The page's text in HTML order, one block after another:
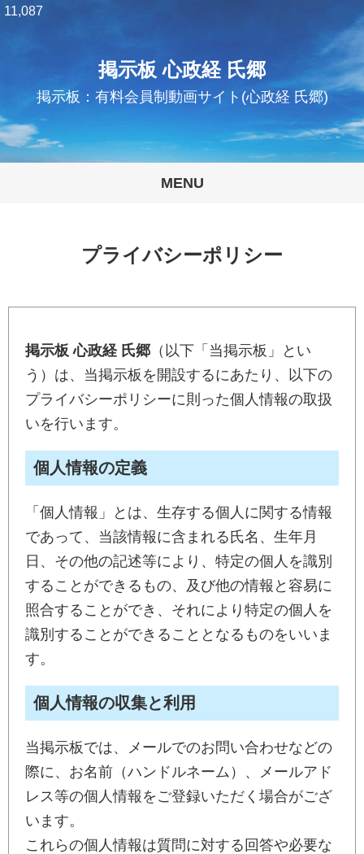
掲示板 心政経 氏郷
掲示板：有料会員制動画サイト(心政経 氏郷)
MENU
11,087
プライバシーポリシー
掲示板 心政経 氏郷 （以下「当掲示板」とい
う）は、当掲示板を開設するにあたり、以下の
プライバシーポリシーに則った個人情報の取扱
いを行います。
個人情報の定義
「個人情報」とは、生存する個人に関する情報
であって、当該情報に含まれる氏名、生年月
日、その他の記述等により、特定の個人を識別
することができるもの、及び他の情報と容易に
照合することができ、それにより特定の個人を
識別することができることとなるものをいいま
す。
個人情報の収集と利用
当掲示板では、メールでのお問い合わせなどの
際に、お名前（ハンドルネーム）、メールアド
レス等の個人情報をご登録いただく場合がござ
います。
これらの個人情報は質問に対する回答や必要な